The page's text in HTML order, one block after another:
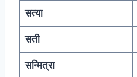
सत्या
सती
सन्मित्रा